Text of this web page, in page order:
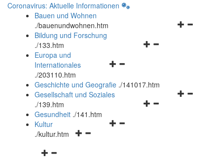
Coronavirus: Aktuelle Informationen
Bauen und Wohnen
./bauenundwohnen.htm
Navigationsmenü
Bildung und Forschung
./133.htm
Navigationsmenü
und
schließen
Europa und
Internationales
./203110.htm
Geschichte und Geografie ./141017.htm
Navigationsmenü
Gesellschaft und Soziales
./139.htm
Navigationsmenü
Gesundheit ./141.htm
Navigationsmenü
Kultur
./kultur.htm
Navigationsmenü